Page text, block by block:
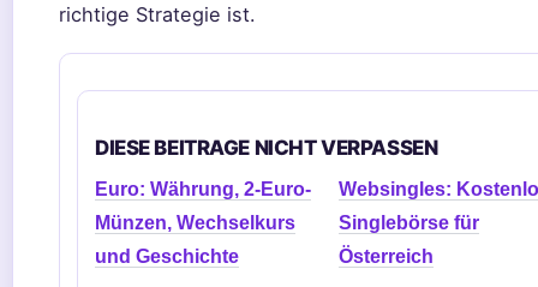
richtige Strategie ist.
DIESE BEITRAGE NICHT VERPASSEN
Euro: Währung, 2-Euro-
Münzen, Wechselkurs
und Geschichte
Websingles:
Singlebörse für
Österreich